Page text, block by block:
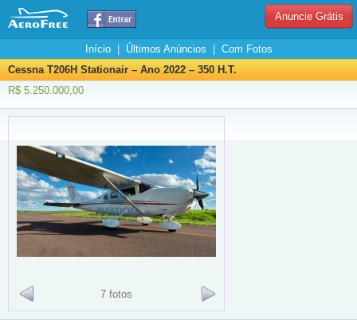
Anuncie Grátis
Início| Últimos Anúncios
Com Fotos
Cessna T206H Stationair – Ano 2022 – 350 H.T.
R$ 5.250.000,00
7 fotos